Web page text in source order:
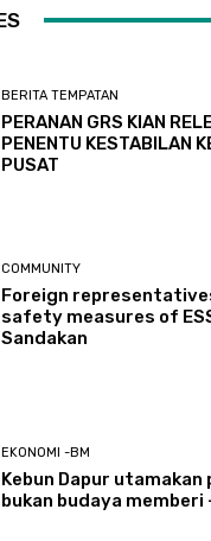
BERITA TEMPATAN
PERANAN GRS KIAN
PENENTU KESTABILAN
PUSAT
COMMUNITY
Foreign
safety measures of
Sandakan
EKONOMI -BM
Kebun Dapur utamakan
bukan budaya memberi